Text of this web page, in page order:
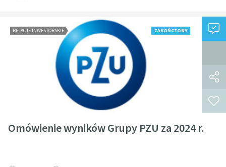
RELACJE INWESTORSKIE ZAKOŃCZONY
Omówienie wyników Grupy PZU za 2024 r.